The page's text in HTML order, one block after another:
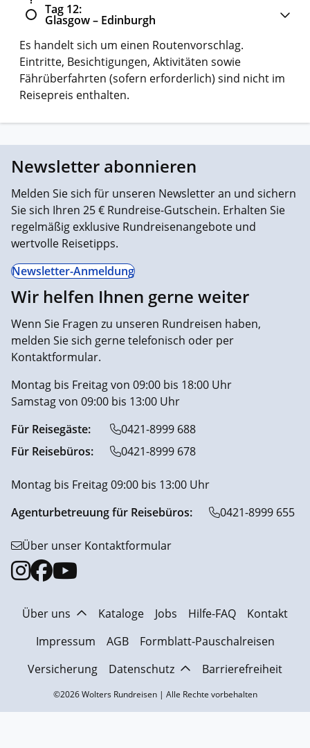
Tag 12
Glasgow – Edinburgh
Es handelt sich um einen Routenvorschlag.
Eintritte, Besichtigungen, Aktivitäten sowie
Fährüberfahrten (sofern erforderlich) sind nicht im
Reisepreis enthalten.
Newsletter abonnieren
Melden Sie sich für unseren Newsletter an und sichern
Sie sich Ihren 25 € Rundreise-Gutschein. Erhalten Sie
regelmäßig exklusive Rundreisenangebote und
wertvolle Reisetipps.
Newsletter-Anmeldung
Wir helfen Ihnen gerne weiter
Wenn Sie Fragen zu unseren Rundreisen haben,
melden Sie sich gerne telefonisch oder per
Kontaktformular.
Montag bis Freitag von 09:00 bis 18:00 Uhr
Samstag von 09:00 bis 13:00 Uhr
Für Reisegäste:
0421-8999 688
Für Reisebüros:
0421-8999 678
Montag bis Freitag 09:00 bis 13:00 Uhr
Agenturbetreuung für Reisebüros:
0421-8999 655
Über unser Kontaktformular
Über uns Kataloge Jobs Hilfe-FAQ
Kontakt
Impressum
AGB
Formblatt-Pauschalreisen
Versicherung
Datenschutz Barrierefreiheit
©2026 Wolters Rundreisen | Alle Rechte vorbehalten